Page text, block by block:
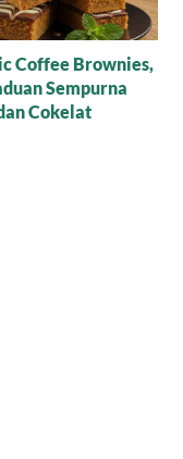
Lebih Bagus
Gula Aren
atau Versi